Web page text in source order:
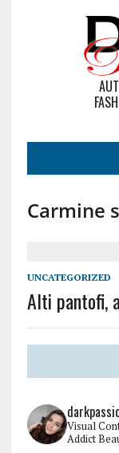
Carmine
UNCATEGORIZED
Alti pantofi,
Visual
Addict